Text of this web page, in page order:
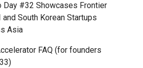
Day #32 Showcases Frontier
and South Korean Startups
Asia
FAQ (for founders